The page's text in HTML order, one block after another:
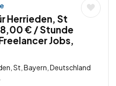
Herrieden, St
€ / Stunde
Jobs,
St, Bayern, Deutschland